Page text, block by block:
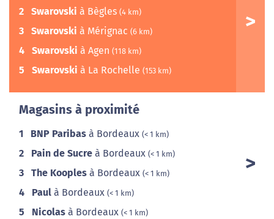
2 Swarovski à Bègles (4 km)
3 Swarovski à Mérignac (6 km)
4 Swarovski à Agen (118 km)
5 Swarovski à La Rochelle (153 km)
Magasins à proximité
1 BNP Paribas à Bordeaux (< 1 km)
2 Pain de Sucre à Bordeaux (< 1 km)
3 The Kooples à Bordeaux (< 1 km)
4 Paul à Bordeaux (< 1 km)
5 Nicolas à Bordeaux (< 1 km)